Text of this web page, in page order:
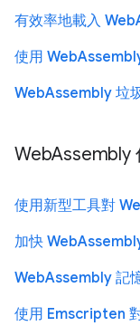
有效率地載入
使用
WebAssembly 垃
WebAssembly
使用新型工具對
加快
WebAssembly 記
使用 Emscripten